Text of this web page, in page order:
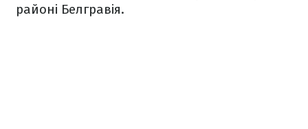
районі Белгравія.